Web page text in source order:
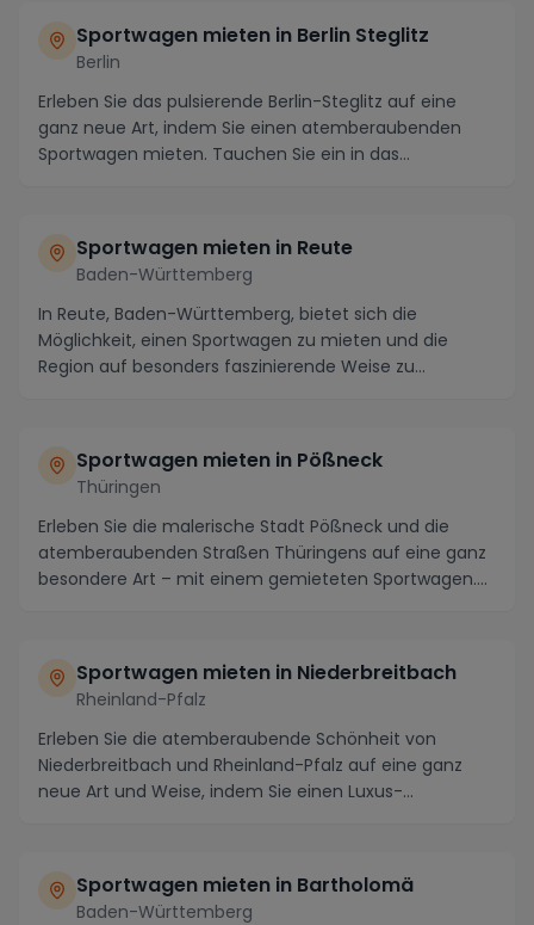
Sportwagen mieten in Berlin Steglitz
Berlin
Erleben Sie das pulsierende Berlin-Steglitz auf eine
ganz neue Art, indem Sie einen atemberaubenden
Sportwagen mieten. Tauchen Sie ein in das
Sportwagen mieten in Reute
Baden-Württemberg
In Reute, Baden-Württemberg, bietet sich die
Möglichkeit, einen Sportwagen zu mieten und die
Region auf besonders faszinierende Weise zu
Sportwagen mieten in Pößneck
Thüringen
Erleben Sie die malerische Stadt Pößneck und die
atemberaubenden Straßen Thüringens auf eine ganz
besondere Art – mit einem gemieteten Sportwagen.
Sportwagen mieten in Niederbreitbach
Rheinland-Pfalz
Erleben Sie die atemberaubende Schönheit von
Niederbreitbach und Rheinland-Pfalz auf eine ganz
neue Art und Weise, indem Sie einen Luxus-
Sportwagen mieten in Bartholomä
Baden-Württemberg